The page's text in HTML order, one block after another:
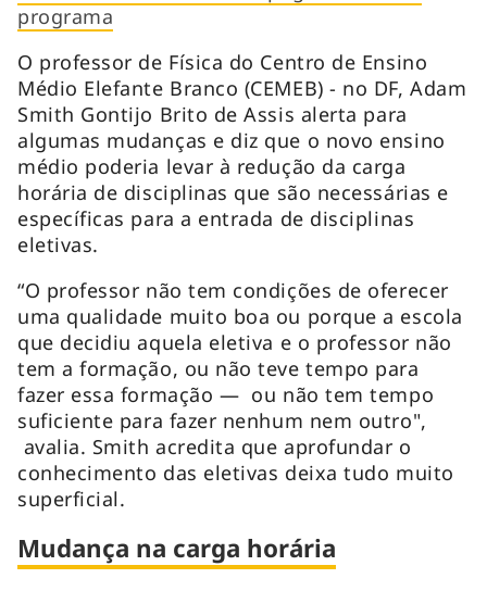
programa
O professor de Física do Centro de Ensino
Médio Elefante Branco (CEMEB) - no DF, Adam
Smith Gontijo Brito de Assis alerta para
algumas mudanças e diz que o novo ensino
médio poderia levar à redução da carga
horária de disciplinas que são necessárias e
específicas para a entrada de disciplinas
eletivas.
“O professor não tem condições de oferecer
uma qualidade muito boa ou porque a escola
que decidiu aquela eletiva e o professor não
tem a formação, ou não teve tempo para
fazer essa formação — ou não tem tempo
suficiente para fazer nenhum nem outro",
avalia. Smith acredita que aprofundar o
conhecimento das eletivas deixa tudo muito
superficial.
Mudança na carga horária